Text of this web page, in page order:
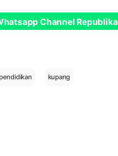
Channel Republika
kupang